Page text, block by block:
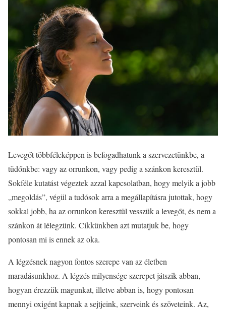
Levegőt többféleképpen is befogadhatunk a szervezetünkbe, a
tüdőnkbe: vagy az orrunkon, vagy pedig a szánkon keresztül.
Sokféle kutatást végeztek azzal kapcsolatban, hogy melyik a jobb
„megoldás”, végül a tudósok arra a megállapításra jutottak, hogy
sokkal jobb, ha az orrunkon keresztül vesszük a levegőt, és nem a
szánkon át lélegzünk. Cikkünkben azt mutatjuk be, hogy
pontosan mi is ennek az oka.
A légzésnek nagyon fontos szerepe van az életben
maradásunkhoz. A légzés milyensége szerepet játszik abban,
hogyan érezzük magunkat, illetve abban is, hogy pontosan
mennyi oxigént kapnak a sejtjeink, szerveink és szöveteink. Az,